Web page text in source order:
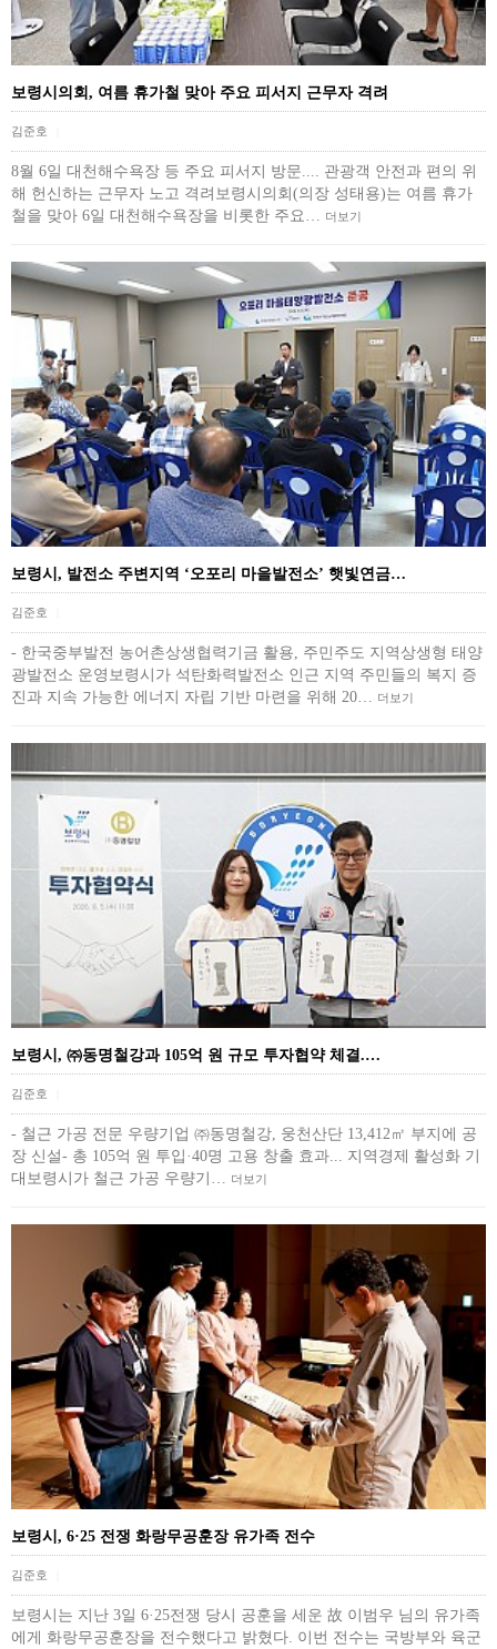
보령시의회, 여름 휴가철 맞아 주요 피서지 근무자 격려
김준호
8월 6일 대천해수욕장 등 주요 피서지 방문.... 관광객 안전과 편의 위
해 헌신하는 근무자 노고 격려보령시의회(의장 성태용)는 여름 휴가
철을 맞아 6일 대천해수욕장을 비롯한 주요… 더보기
보령시, 발전소 주변지역 ‘오포리 마을발전소’ 햇빛연금…
김준호
- 한국중부발전 농어촌상생협력기금 활용, 주민주도 지역상생형 태양
광발전소 운영보령시가 석탄화력발전소 인근 지역 주민들의 복지 증
진과 지속 가능한 에너지 자립 기반 마련을 위해 20…
더보기
보령시, ㈜동명철강과 105억 원 규모 투자협약 체결.…
김준호
- 철근 가공 전문 우량기업 ㈜동명철강, 웅천산단 13,412㎡ 부지에 공
장 신설- 총 105억 원 투입·40명 고용 창출 효과... 지역경제 활성화 기
대보령시가 철근 가공 우량기…
더보기
보령시, 6·25 전쟁 화랑무공훈장 유가족 전수
김준호
보령시는 지난 3일 6·25전쟁 당시 공훈을 세운 故 이범우 님의 유가족
에게 화랑무공훈장을 전수했다고 밝혔다. 이번 전수는 국방부와 육군